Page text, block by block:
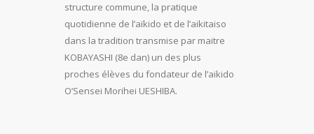
structure commune, la pratique
quotidienne de l’aïkido et de l’aikitaiso
dans la tradition transmise par maitre
KOBAYASHI (8e dan) un des plus
proches élèves du fondateur de l’aikido
O’Sensei Morihei UESHIBA.